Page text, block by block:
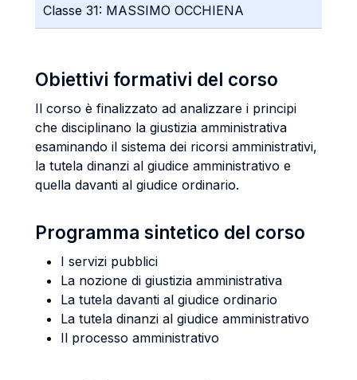
Classe 31: MASSIMO OCCHIENA
Obiettivi formativi del corso
Il corso è finalizzato ad analizzare i principi
che disciplinano la giustizia amministrativa
esaminando il sistema dei ricorsi amministrativi,
la tutela dinanzi al giudice amministrativo e
quella davanti al giudice ordinario.
Programma sintetico del corso
I servizi pubblici
La nozione di giustizia amministrativa
La tutela davanti al giudice ordinario
La tutela dinanzi al giudice amministrativo
Il processo amministrativo